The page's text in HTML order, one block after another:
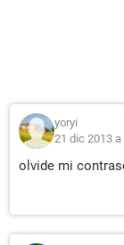
yoryi
21 dic 2013
olvide mi